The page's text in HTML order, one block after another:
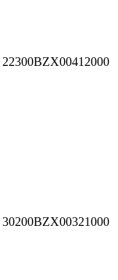
22300BZX00412000
30200BZX00321000